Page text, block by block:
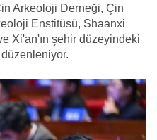
Arkeoloji Derneği, Çin
Enstitüsü, Shaanxi
Xi'an'ın şehir düzeyindeki